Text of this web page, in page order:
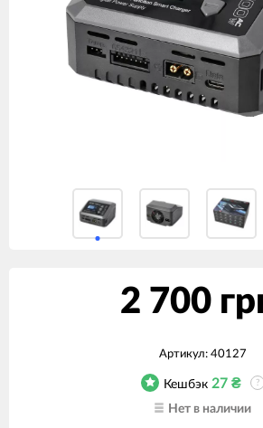
2 700
Артикул: 40127
Кешбэк 27₴ ?
Нет в наличии